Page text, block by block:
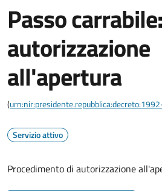
Passo carrabile:
autorizzazione
all'apertura
(
Servizio attivo
Procedimento di autorizzazione